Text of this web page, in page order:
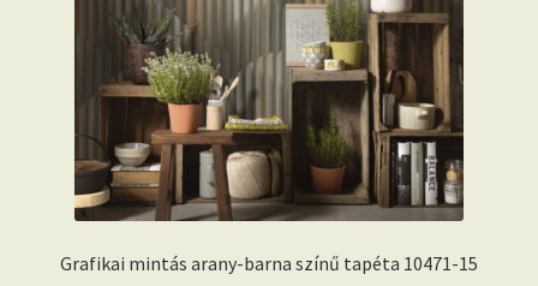
Grafikai mintás arany-barna színű tapéta 10471-15